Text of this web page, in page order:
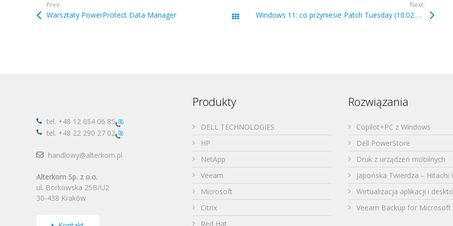
Prev:
Warsztaty PowerProtect Data Manager Wszystkie wpisy
Next:
Windows 11: co przyniesie Patch Tuesday (10.02.2026)
tel. +48 12 654 06 85
tel. +48 22 290 27 02
handlowy@alterkom.pl
Alterkom Sp. z o.o.
ul. Borkowska 25B/U2
30-438 Kraków
Produkty
DELL TECHNOLOGIES
HP
NetApp
Veeam
Microsoft
Citrix
Red Hat
Rozwiązania
Copilot+PC z Windows
Dell PowerStore
Druk z urządzeń mobilnych
Japońska Twierdza – Hitachi
Wirtualizacja aplikacji i
Veeam Backup for Microsoft